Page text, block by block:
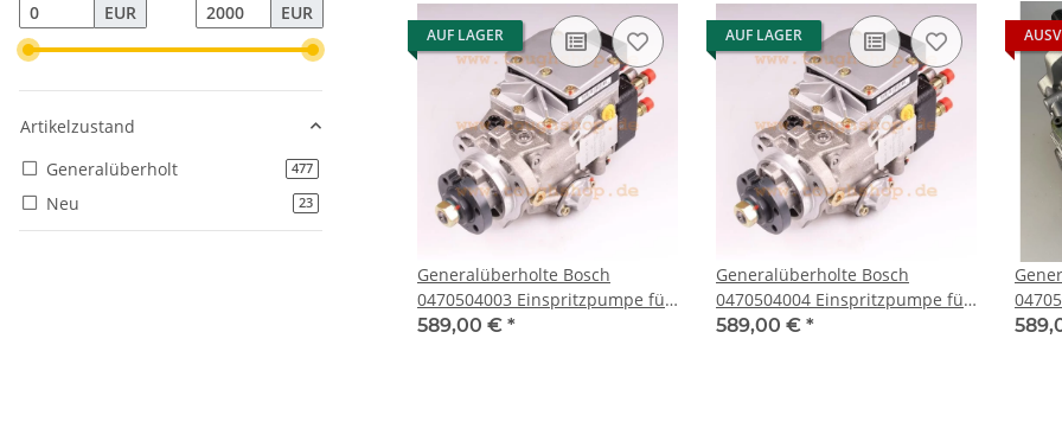
AUF LAGER
Generalüberholte Bosch
0470504003 Einspritzpumpe für
Opel Astra G VECTRA B ZAFIRA A
589,00 € *
AUF LAGER
Generalüberholte Bosch
0470504004 Einspritzpumpe für
Opel - VECTRA B 2.0 DTI 16V
589,00 € *
BMW
EUR
EUR
Artikelzustand
Generalüberholt
477Artikel gefunden
Neu 23Artikel gefunden